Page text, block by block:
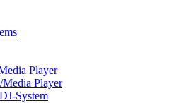
Player
Player
System